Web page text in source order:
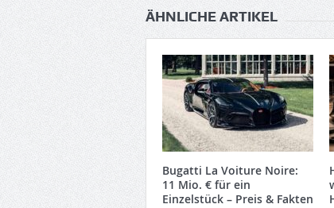
ÄHNLICHE ARTIKEL
Bugatti La Voiture Noire:
11 Mio. € für ein
Einzelstück – Preis & Fakten